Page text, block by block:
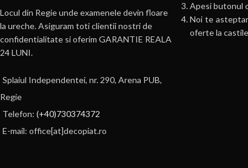
Locul din Regie unde examenele devin floare
la ureche. Asiguram toti clientii nostri de
confidentialitate si oferim GARANTIE REALA
24 LUNI.
Splaiul Independentei, nr. 290, Arena PUB,
Regie
Telefon: (+40)730374372
E-mail: office[at]decopiat.ro
Apesi butonul
Noi te
oferte la